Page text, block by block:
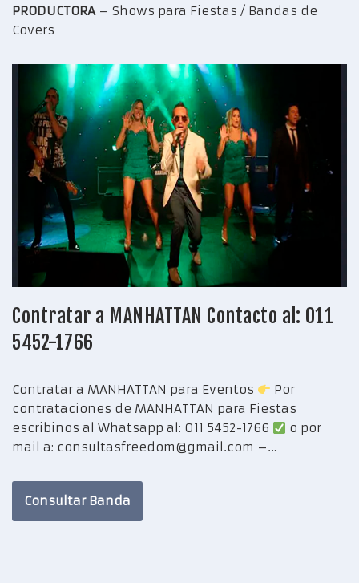
PRODUCTORA– Shows para Fiestas / Bandas de
Covers
Contratar a MANHATTAN Contacto al: 011
5452-1766
Contratar a MANHATTAN para Eventos
Por
contrataciones de MANHATTAN para Fiestas
escribinos al Whatsapp al: 011 5452-1766
o por
mail a: consultasfreedom@gmail.com –…
Consultar Banda